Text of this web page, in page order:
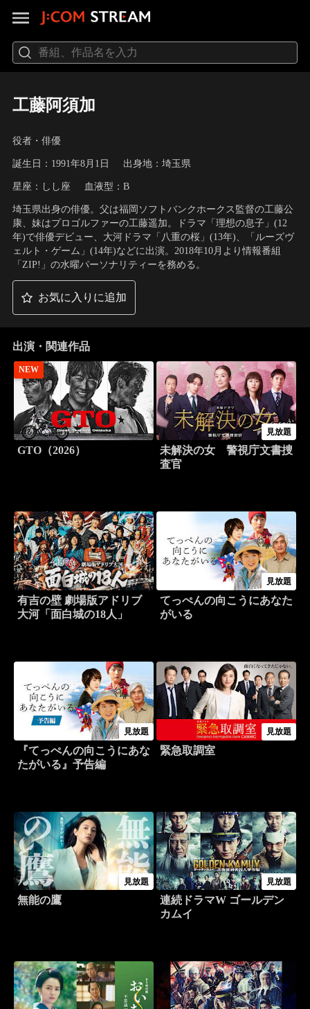
工藤阿須加
役者・俳優
誕生日：1991年8月1日 出身地：埼玉県
星座：しし座 血液型：B
埼玉県出身の俳優。父は福岡ソフトバンクホークス監督の工藤公
康、妹はプロゴルファーの工藤遥加。ドラマ「理想の息子」(12
年)で俳優デビュー、大河ドラマ「八重の桜」(13年)、「ルーズヴ
ェルト・ゲーム」(14年)などに出演。2018年10月より情報番組
「ZIP!」の水曜パーソナリティーを務める。
お気に入りに追加
出演・関連作品
NEW
GTO（2026）
見放題
未解決の女 警視庁文書捜
査官
有吉の壁 劇場版アドリブ
大河「面白城の18人」
見放題
てっぺんの向こうにあなた
がいる
見放題
『てっぺんの向こうにあな
たがいる』予告編
見放題
緊急取調室
見放題
無能の鷹
見放題
連続ドラマW ゴールデン
カムイ